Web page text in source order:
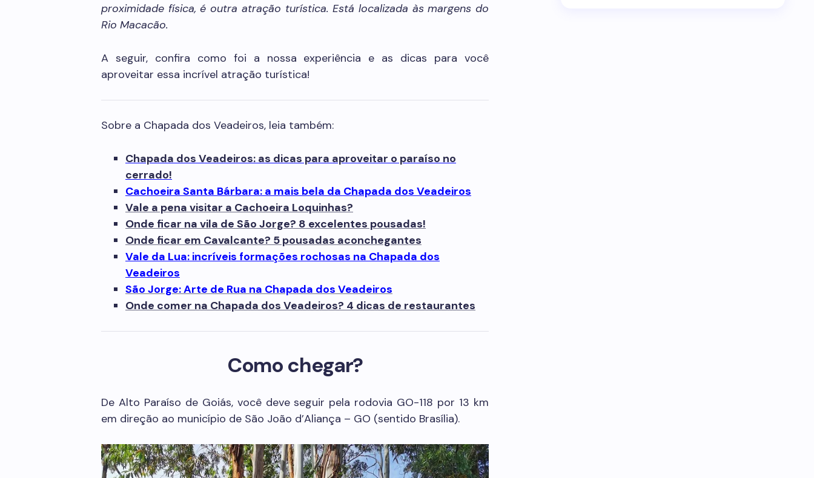
proximidade física, é outra atração turística. Está localizada às margens do
Rio Macacão.
A seguir, confira como foi a nossa experiência e as dicas para você
aproveitar essa incrível atração turística!
Sobre a Chapada dos Veadeiros, leia também:
Chapada dos Veadeiros: as dicas para aproveitar o paraíso no
cerrado!
Cachoeira Santa Bárbara: a mais bela da Chapada dos Veadeiros
Vale a pena visitar a Cachoeira Loquinhas?
Onde ficar na vila de São Jorge? 8 excelentes pousadas!
Onde ficar em Cavalcante? 5 pousadas aconchegantes
Vale da Lua: incríveis formações rochosas na Chapada dos
Veadeiros
São Jorge: Arte de Rua na Chapada dos Veadeiros
Onde comer na Chapada dos Veadeiros? 4 dicas de restaurantes
Como chegar?
De Alto Paraíso de Goiás, você deve seguir pela rodovia GO-118 por 13 km
em direção ao município de São João d’Aliança – GO (sentido Brasília).